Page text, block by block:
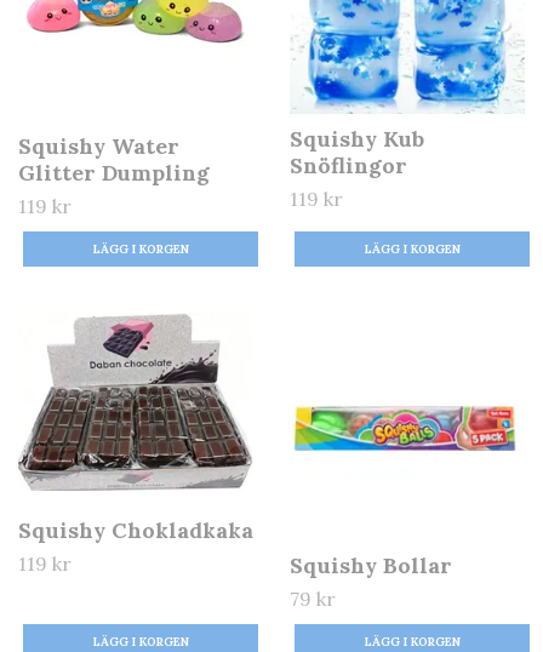
Squishy Water
Glitter Dumpling
119 kr
Squishy Kub
Snöflingor
119 kr
Squishy Chokladkaka
119 kr Squishy Bollar
79 kr